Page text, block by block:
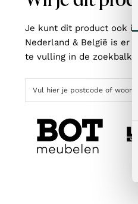
Je kunt dit product ook
Nederland & België is er
te vulling in de zoekbalk,